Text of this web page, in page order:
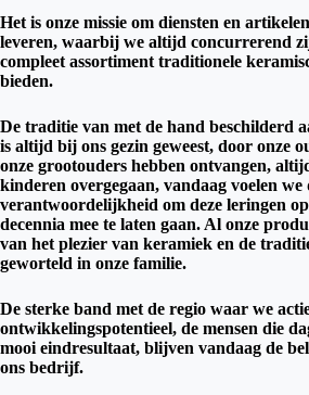
Het is onze missie om diensten en
leveren, waarbij we altijd concurrerend
compleet assortiment traditionele
bieden.
De traditie van met de hand beschilderd
is altijd bij ons gezin geweest, door onze
onze grootouders hebben ontvangen,
kinderen overgegaan, vandaag voelen we
verantwoordelijkheid om deze leringen op
decennia mee te laten gaan. Al onze
van het plezier van keramiek en de
geworteld in onze familie.
De sterke band met de regio waar we
ontwikkelingspotentieel, de mensen die
mooi eindresultaat, blijven vandaag de
ons bedrijf.